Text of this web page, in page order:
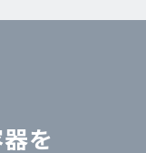
を